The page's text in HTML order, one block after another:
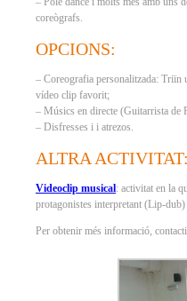
coreògrafs.
OPCIONS:
– Coreografia personalitzada: Triïn
vídeo clip favorit;
– Músics en directe (Guitarrista
– Disfresses i i atrezos.
ALTRA ACTIVITAT:
Videoclip musical: activitat en la
protagonistes interpretant (Lip-
Per obtenir més informació,